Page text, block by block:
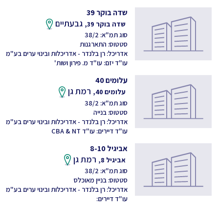
שדה בוקר 39
שדה בוקר 39, גבעתיים
סוג תמ"א: 38/2
סטטוס: התארגנות
אדריכל: רן בלנדר - אדריכלות ובינוי ערים בע"מ
עו"ד יזם: עו"ד מ. פירון ושות'
עלומים 40
עלומים 40, רמת גן
סוג תמ"א: 38/2
סטטוס: בנייה
אדריכל: רן בלנדר - אדריכלות ובינוי ערים בע"מ
עו"ד דיירים: עו"ד CBA & NT
אביגיל 8-10
אביגיל 8, רמת גן
סוג תמ"א: 38/2
סטטוס: בניין מאוכלס
אדריכל: רן בלנדר - אדריכלות ובינוי ערים בע"מ
עו"ד דיירים: